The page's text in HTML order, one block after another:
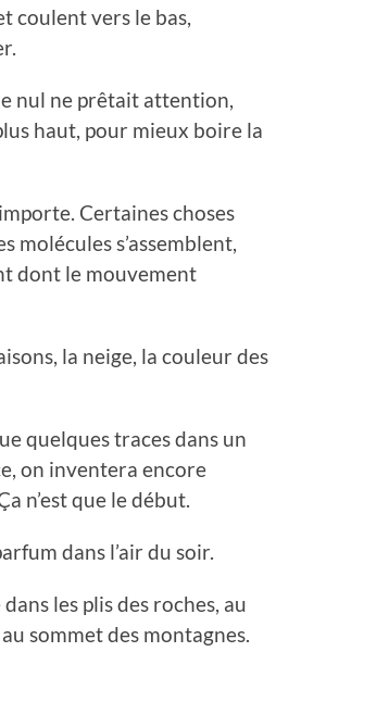
coulent vers le bas,
nul ne prêtait attention,
haut, pour mieux boire la
Certaines choses
molécules s’assemblent,
dont le mouvement
la neige, la couleur des
quelques traces dans un
on inventera encore
n’est que le début.
dans l’air du soir.
les plis des roches, au
sommet des montagnes.